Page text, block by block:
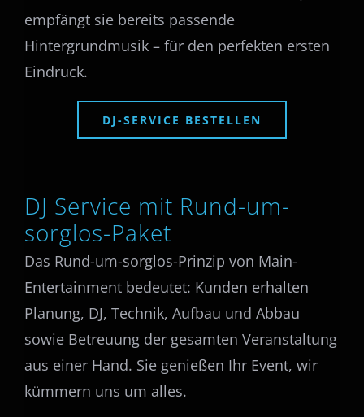
empfängt sie bereits passende
Hintergrundmusik – für den perfekten ersten
Eindruck.
DJ-SERVICE BESTELLEN
DJ Service mit Rund-um-
sorglos-Paket
Das Rund-um-sorglos-Prinzip von Main-
Entertainment bedeutet: Kunden erhalten
Planung, DJ, Technik, Aufbau und Abbau
sowie Betreuung der gesamten Veranstaltung
aus einer Hand. Sie genießen Ihr Event, wir
kümmern uns um alles.